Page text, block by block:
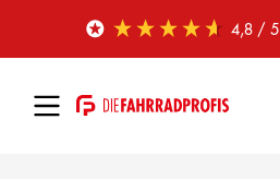
Zum Hauptinhalt springen 4,8/ 5